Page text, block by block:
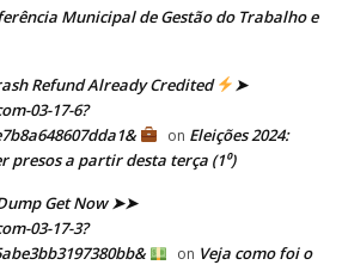
Municipal de Gestão do Trabalho e
Refund Already Credited
➤
03-17-6?
on Eleições 2024:
presos a partir desta terça (1⁰)
Get Now ➤➤
03-17-3?
on Veja como foi o